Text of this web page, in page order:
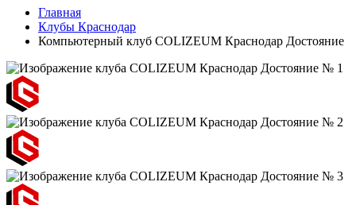
Главная
Клубы Краснодар
Компьютерный клуб COLIZEUM Краснодар Достояние